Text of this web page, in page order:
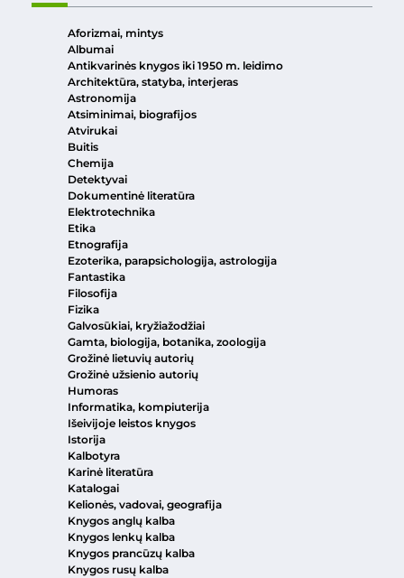
Aforizmai, mintys
Albumai
Antikvarinės knygos iki 1950 m. leidimo
Architektūra, statyba, interjeras
Astronomija
Atsiminimai, biografijos
Atvirukai
Buitis
Chemija
Detektyvai
Dokumentinė literatūra
Elektrotechnika
Etika
Etnografija
Ezoterika, parapsichologija, astrologija
Fantastika
Filosofija
Fizika
Galvosūkiai, kryžiažodžiai
Gamta, biologija, botanika, zoologija
Grožinė lietuvių autorių
Grožinė užsienio autorių
Humoras
Informatika, kompiuterija
Išeivijoje leistos knygos
Istorija
Kalbotyra
Karinė literatūra
Katalogai
Kelionės, vadovai, geografija
Knygos anglų kalba
Knygos lenkų kalba
Knygos prancūzų kalba
Knygos rusų kalba